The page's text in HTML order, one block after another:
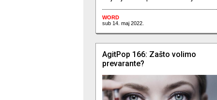
WORD
sub 14. maj 2022.
AgitPop 166: Zašto volimo
prevarante?